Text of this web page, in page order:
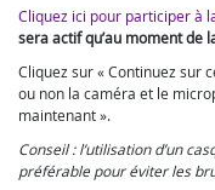
Cliquez ici pour participer à
sera actif qu’au moment de
Cliquez sur « Continuez sur
ou non la caméra et le
maintenant ».
Conseil : l’utilisation d’un
préférable pour éviter les